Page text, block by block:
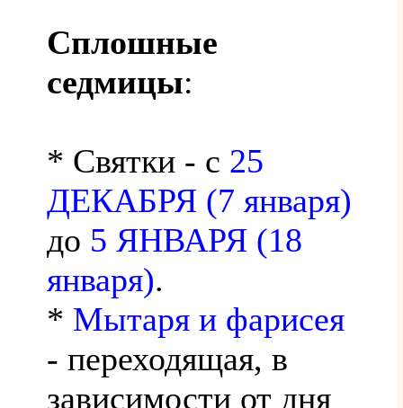
Сплошные
седмицы:
* Святки - с 25
ДЕКАБРЯ (7 января)
до 5 ЯНВАРЯ (18
января).
* Мытаря и фарисея
- переходящая, в
зависимости от дня